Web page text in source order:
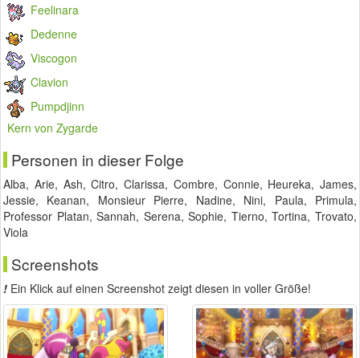
Feelinara
Dedenne
Viscogon
Clavion
Pumpdjinn
Kern von Zygarde
Personen in dieser Folge
Alba, Arie, Ash, Citro, Clarissa, Combre, Connie, Heureka, James,
Jessie, Keanan, Monsieur Pierre, Nadine, Nini, Paula, Primula,
Professor Platan, Sannah, Serena, Sophie, Tierno, Tortina, Trovato,
Viola
Screenshots
! Ein Klick auf einen Screenshot zeigt diesen in voller Größe!